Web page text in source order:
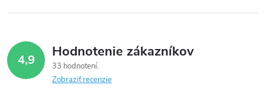
e
p
r 4,9 Hodnotenie zákazníkov
33 hodnotení
Zobraziť recenzie